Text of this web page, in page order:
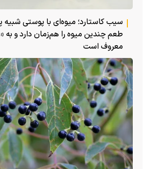
سیب کاستارد؛ میوه‌ای با پوستی
طعم چندین میوه را هم‌زمان دارد و به
معروف است